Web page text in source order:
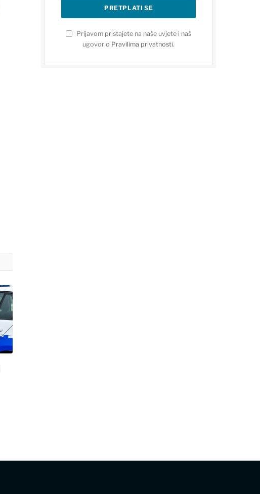
Prijavom pristajete na naše uvjete i naš
ugovor o Pravilima privatnosti.